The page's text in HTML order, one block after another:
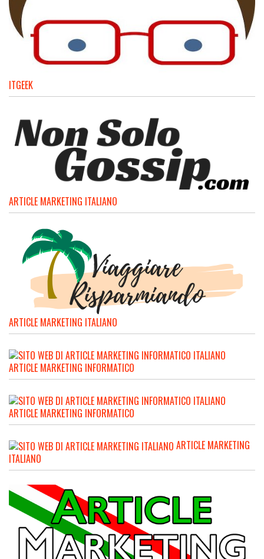
ITGEEK
ARTICLE MARKETING ITALIANO
ARTICLE MARKETING ITALIANO
ARTICLE MARKETING INFORMATICO
ARTICLE MARKETING INFORMATICO
ARTICLE MARKETING
ITALIANO